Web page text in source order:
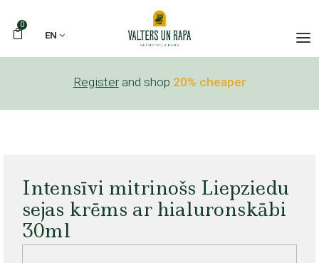
0
EN
Register and shop 20% cheaper
Intensīvi mitrinošs Liepziedu
sejas krēms ar hialuronskābi
30ml